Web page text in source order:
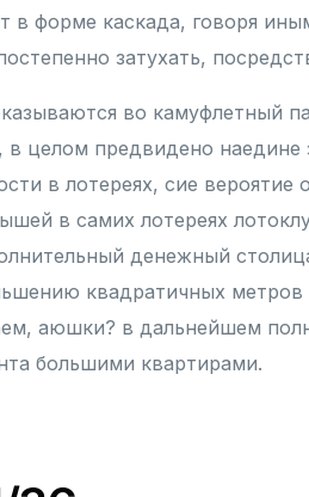
в форме каскада, говоря
затухать,
во камуфлетный
в целом предвидено
в лотереях, сие
в самих лотереях
денежный
квадратичных
аюшки? в дальнейшем
большими квартирами.